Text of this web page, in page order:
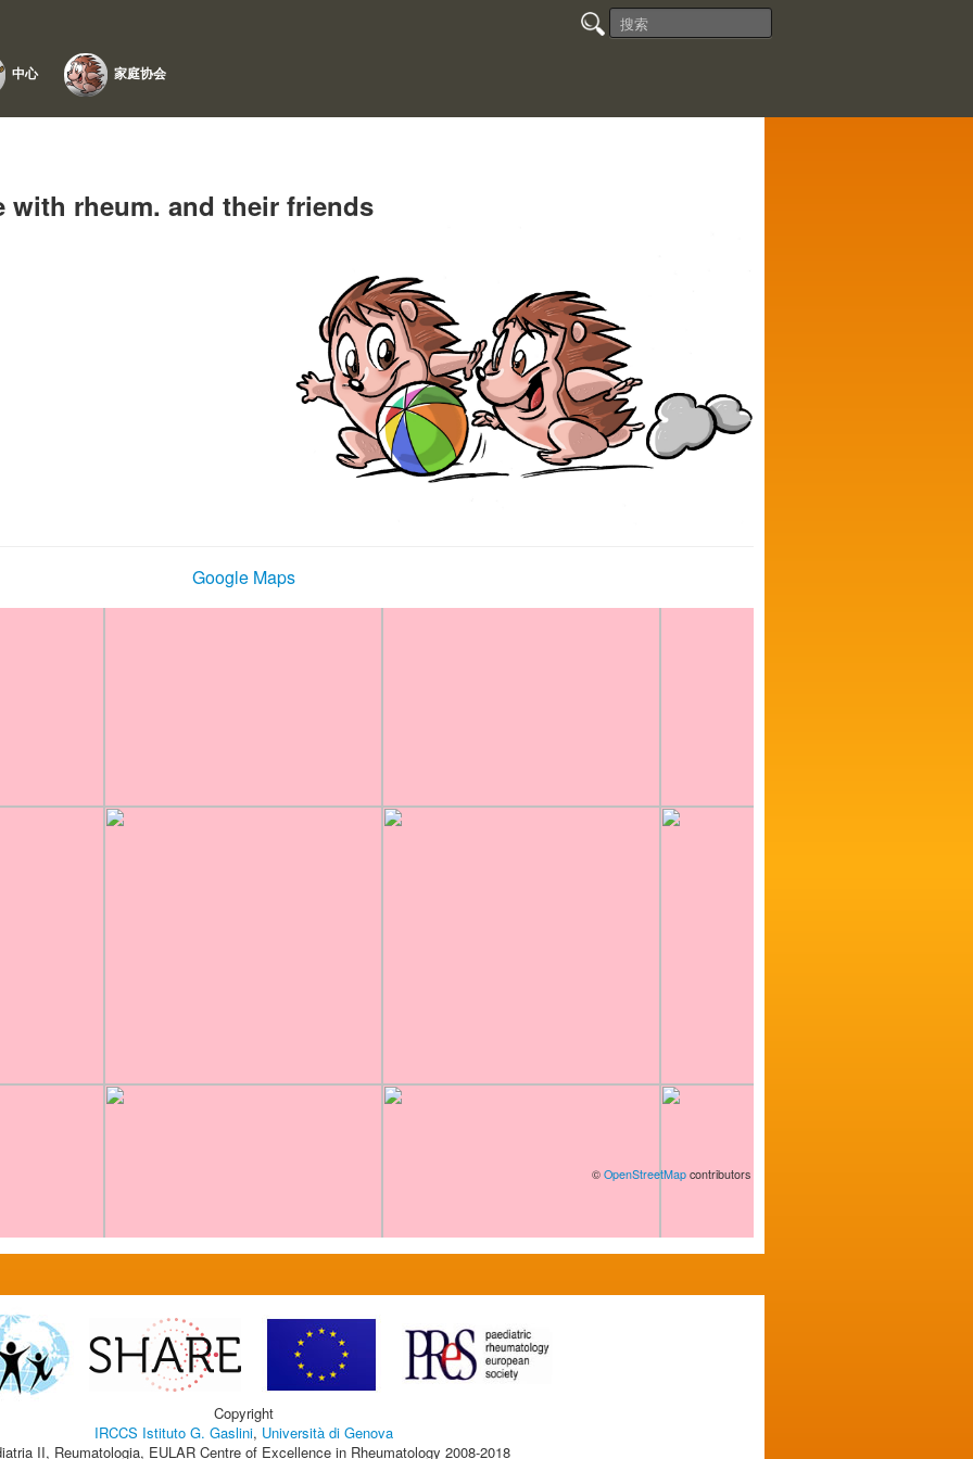
中心 家庭协会
rheum. and their friends
Google Maps
© OpenStreetMap contributors
Copyright
IRCCS Istituto G. Gaslini, Università di Genova
II, Reumatologia, EULAR Centre of Excellence in Rheumatology 2008-2018